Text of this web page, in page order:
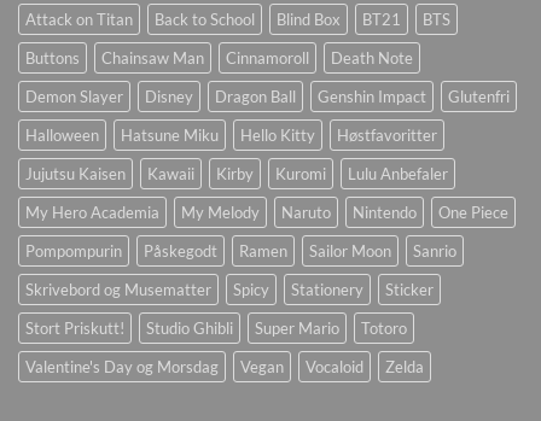
Attack on Titan Back to School Blind Box BT21
BTS
Buttons
Chainsaw Man Cinnamoroll
Death Note
Demon Slayer
Disney Dragon Ball Genshin Impact
Glutenfri
Halloween
Hatsune Miku Hello Kitty
Høstfavoritter
Jujutsu Kaisen
Kawaii Kirby Kuromi
Lulu Anbefaler
My Hero Academia
My Melody Naruto Nintendo
One Piece
Pompompurin
Påskegodt Ramen Sailor Moon
Sanrio
Skrivebord og Musematter
Spicy Stationery
Sticker
Stort Priskutt!
Studio Ghibli Super Mario
Totoro
Valentine's Day og Morsdag
Vegan Vocaloid Zelda